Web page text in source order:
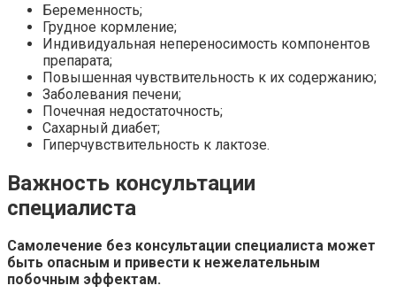
Беременность;
Грудное кормление;
Индивидуальная непереносимость компонентов
препарата;
Повышенная чувствительность к их содержанию;
Заболевания печени;
Почечная недостаточность;
Сахарный диабет;
Гиперчувствительность к лактозе.
Важность консультации
специалиста
Самолечение без консультации специалиста может
быть опасным и привести к нежелательным
побочным эффектам.